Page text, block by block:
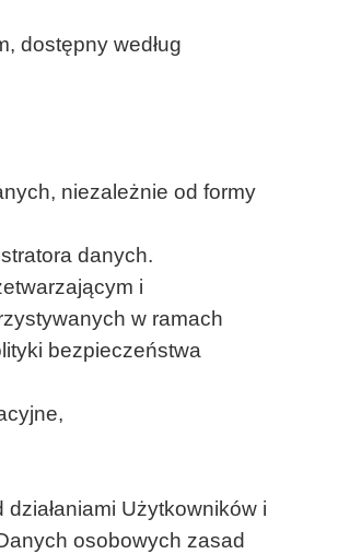
dostępny według
niezależnie od formy
danych.
i
w ramach
bezpieczeństwa
Użytkowników i
osobowych zasad